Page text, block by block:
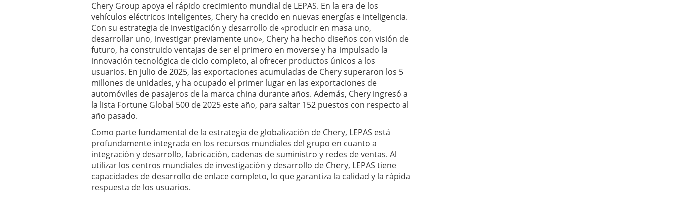
Chery Group apoya el rápido crecimiento mundial de LEPAS. En la era de los
vehículos eléctricos inteligentes, Chery ha crecido en nuevas energías e inteligencia.
Con su estrategia de investigación y desarrollo de «producir en masa uno,
desarrollar uno, investigar previamente uno», Chery ha hecho diseños con visión de
futuro, ha construido ventajas de ser el primero en moverse y ha impulsado la
innovación tecnológica de ciclo completo, al ofrecer productos únicos a los
usuarios. En julio de 2025, las exportaciones acumuladas de Chery superaron los 5
millones de unidades, y ha ocupado el primer lugar en las exportaciones de
automóviles de pasajeros de la marca china durante años. Además, Chery ingresó a
la lista Fortune Global 500 de 2025 este año, para saltar 152 puestos con respecto al
año pasado.
Como parte fundamental de la estrategia de globalización de Chery, LEPAS está
profundamente integrada en los recursos mundiales del grupo en cuanto a
integración y desarrollo, fabricación, cadenas de suministro y redes de ventas. Al
utilizar los centros mundiales de investigación y desarrollo de Chery, LEPAS tiene
capacidades de desarrollo de enlace completo, lo que garantiza la calidad y la rápida
respuesta de los usuarios.